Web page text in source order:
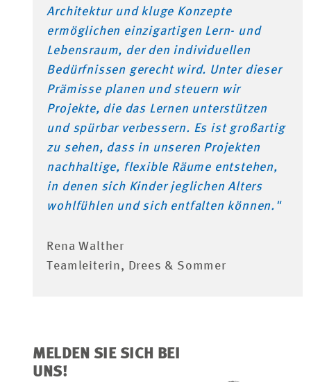
Architektur und kluge Konzepte
ermöglichen einzigartigen Lern- und
Lebensraum, der den individuellen
Bedürfnissen gerecht wird. Unter dieser
Prämisse planen und steuern wir
Projekte, die das Lernen unterstützen
und spürbar verbessern. Es ist großartig
zu sehen, dass in unseren Projekten
nachhaltige, flexible Räume entstehen,
in denen sich Kinder jeglichen Alters
wohlfühlen und sich entfalten können."
Rena Walther
Teamleiterin, Drees & Sommer
MELDEN SIE SICH BEI
UNS!